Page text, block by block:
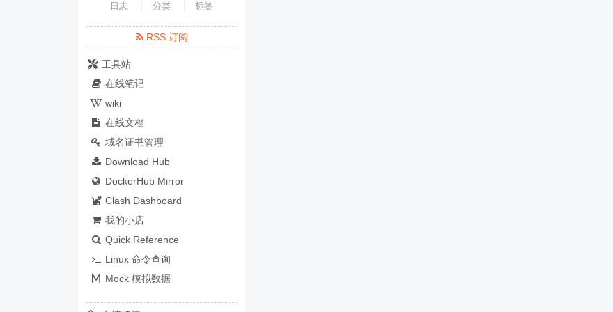
日志 分类 标签
RSS 订阅
工具站
在线笔记
wiki
在线文档
域名证书管理
Download Hub
DockerHub Mirror
Clash Dashboard
我的小店
Quick Reference
Linux 命令查询
Mock 模拟数据